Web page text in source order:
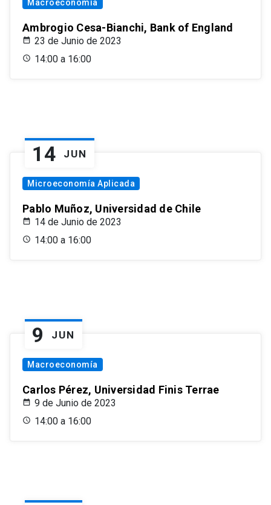
Macroeconomía
Ambrogio Cesa-Bianchi, Bank of England
23 de Junio de 2023
14:00 a 16:00
14 JUN
Microeconomía Aplicada
Pablo Muñoz, Universidad de Chile
14 de Junio de 2023
14:00 a 16:00
9 JUN
Macroeconomía
Carlos Pérez, Universidad Finis Terrae
9 de Junio de 2023
14:00 a 16:00